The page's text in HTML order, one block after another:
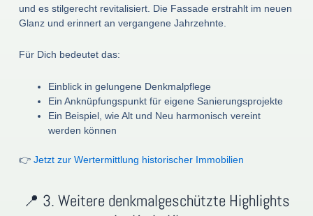
und es stilgerecht revitalisiert. Die Fassade erstrahlt im neuen
Glanz und erinnert an vergangene Jahrzehnte.
Für Dich bedeutet das:
Einblick in gelungene Denkmalpflege
Ein Anknüpfungspunkt für eigene Sanierungsprojekte
Ein Beispiel, wie Alt und Neu harmonisch vereint
werden können
👉 Jetzt zur Wertermittlung historischer Immobilien
📍 3. Weitere denkmalgeschützte Highlights